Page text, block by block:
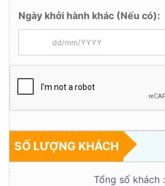
Ngày khởi hành khác (Nếu có):
SỐ LƯỢNG KHÁCH
Tổng số khách :